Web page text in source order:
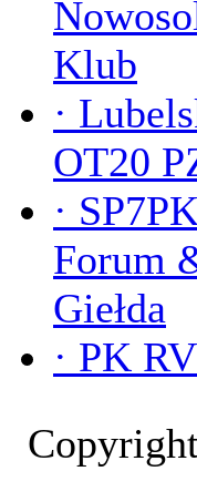
Klub
·
OT20
·
Forum
Giełda
· PK